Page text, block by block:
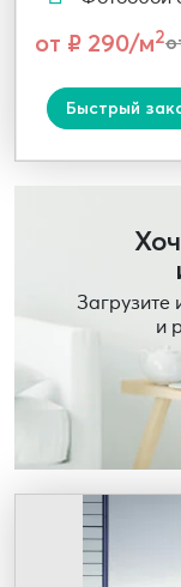
от ₽ 290/м2
Быстрый
и